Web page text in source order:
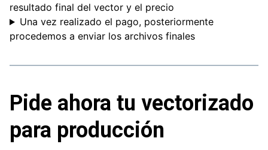
resultado final del vector y el precio
Una vez realizado el pago, posteriormente
procedemos a enviar los archivos finales
Pide ahora tu vectorizado
para producción